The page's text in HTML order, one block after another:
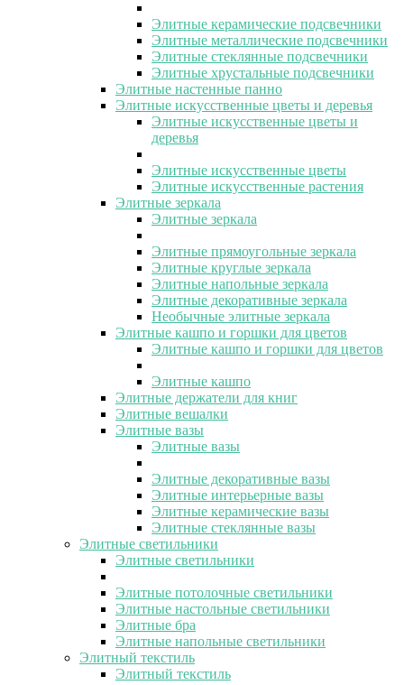
Элитные керамические подсвечники
Элитные металлические подсвечники
Элитные стеклянные подсвечники
Элитные хрустальные подсвечники
Элитные настенные панно
Элитные искусственные цветы и деревья
Элитные искусственные цветы и
деревья
Элитные искусственные цветы
Элитные искусственные растения
Элитные зеркала
Элитные зеркала
Элитные прямоугольные зеркала
Элитные круглые зеркала
Элитные напольные зеркала
Элитные декоративные зеркала
Необычные элитные зеркала
Элитные кашпо и горшки для цветов
Элитные кашпо и горшки для цветов
Элитные кашпо
Элитные держатели для книг
Элитные вешалки
Элитные вазы
Элитные вазы
Элитные декоративные вазы
Элитные интерьерные вазы
Элитные керамические вазы
Элитные стеклянные вазы
Элитные светильники
Элитные светильники
Элитные потолочные светильники
Элитные настольные светильники
Элитные бра
Элитные напольные светильники
Элитный текстиль
Элитный текстиль